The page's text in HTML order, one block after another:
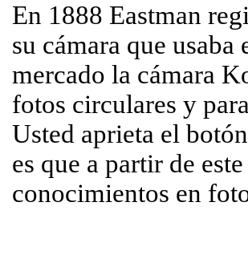
En 1888 Eastman
su cámara que
mercado la cámara
fotos circulares y
Usted aprieta el
es que a partir de
conocimientos en